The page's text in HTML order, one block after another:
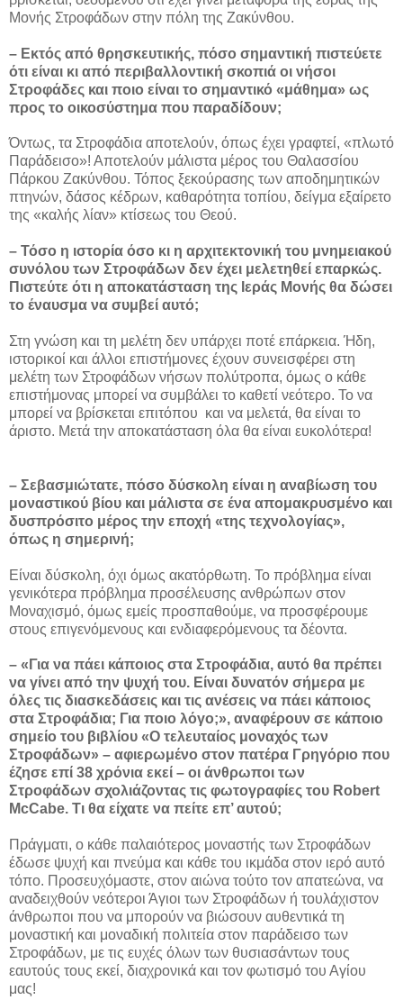
Μονής Στροφάδων στην πόλη της Ζακύνθου.
– Εκτός από θρησκευτικής, πόσο σημαντική πιστεύετε
ότι είναι κι από περιβαλλοντική σκοπιά οι νήσοι
Στροφάδες και ποιο είναι το σημαντικό «μάθημα» ως
προς το οικοσύστημα που παραδίδουν;
Όντως, τα Στροφάδια αποτελούν, όπως έχει γραφτεί, «πλωτό
Παράδεισο»! Αποτελούν μάλιστα μέρος του Θαλασσίου
Πάρκου Ζακύνθου. Τόπος ξεκούρασης των αποδημητικών
πτηνών, δάσος κέδρων, καθαρότητα τοπίου, δείγμα εξαίρετο
της «καλής λίαν» κτίσεως του Θεού.
– Τόσο η ιστορία όσο κι η αρχιτεκτονική του μνημειακού
συνόλου των Στροφάδων δεν έχει μελετηθεί επαρκώς.
Πιστεύτε ότι η αποκατάσταση της Ιεράς Μονής θα δώσει
το έναυσμα να συμβεί αυτό;
Στη γνώση και τη μελέτη δεν υπάρχει ποτέ επάρκεια. Ήδη,
ιστορικοί και άλλοι επιστήμονες έχουν συνεισφέρει στη
μελέτη των Στροφάδων νήσων πολύτροπα, όμως ο κάθε
επιστήμονας μπορεί να συμβάλει το καθετί νεότερο. Το να
μπορεί να βρίσκεται επιτόπου και να μελετά, θα είναι το
άριστο. Μετά την αποκατάσταση όλα θα είναι ευκολότερα!
– Σεβασμιώτατε, πόσο δύσκολη είναι η αναβίωση του
μοναστικού βίου και μάλιστα σε ένα απομακρυσμένο και
δυσπρόσιτο μέρος την εποχή «της τεχνολογίας»,
όπως η σημερινή;
Είναι δύσκολη, όχι όμως ακατόρθωτη. Το πρόβλημα είναι
γενικότερα πρόβλημα προσέλευσης ανθρώπων στον
Μοναχισμό, όμως εμείς προσπαθούμε, να προσφέρουμε
στους επιγενόμενους και ενδιαφερόμενους τα δέοντα.
– «Για να πάει κάποιος στα Στροφάδια, αυτό θα πρέπει
να γίνει από την ψυχή του. Είναι δυνατόν σήμερα με
όλες τις διασκεδάσεις και τις ανέσεις να πάει κάποιος
στα Στροφάδια; Για ποιο λόγο;», αναφέρουν σε κάποιο
σημείο του βιβλίου «Ο τελευταίος μοναχός των
Στροφάδων» – αφιερωμένο στον πατέρα Γρηγόριο που
έζησε επί 38 χρόνια εκεί – οι άνθρωποι των
Στροφάδων σχολιάζοντας τις φωτογραφίες του Robert
McCabe. Τι θα είχατε να πείτε επ’ αυτού;
Πράγματι, ο κάθε παλαιότερος μοναστής των Στροφάδων
έδωσε ψυχή και πνεύμα και κάθε του ικμάδα στον ιερό αυτό
τόπο. Προσευχόμαστε, στον αιώνα τούτο τον απατεώνα, να
αναδειχθούν νεότεροι Άγιοι των Στροφάδων ή τουλάχιστον
άνθρωποι που να μπορούν να βιώσουν αυθεντικά τη
μοναστική και μοναδική πολιτεία στον παράδεισο των
Στροφάδων, με τις ευχές όλων των θυσιασάντων τους
εαυτούς τους εκεί, διαχρονικά και τον φωτισμό του Αγίου
μας!